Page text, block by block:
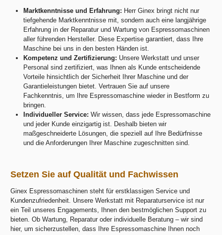
Marktkenntnisse und Erfahrung: Herr Ginex bringt nicht nur
tiefgehende Marktkenntnisse mit, sondern auch eine langjährige
Erfahrung in der Reparatur und Wartung von Espressomaschinen
aller führenden Hersteller. Diese Expertise garantiert, dass Ihre
Maschine bei uns in den besten Händen ist.
Kompetenz und Zertifizierung: Unsere Werkstatt und unser
Personal sind zertifiziert, was Ihnen als Kunde entscheidende
Vorteile hinsichtlich der Sicherheit Ihrer Maschine und der
Garantieleistungen bietet. Vertrauen Sie auf unsere
Fachkenntnis, um Ihre Espressomaschine wieder in Bestform zu
bringen.
Individueller Service: Wir wissen, dass jede Espressomaschine
und jeder Kunde einzigartig ist. Deshalb bieten wir
maßgeschneiderte Lösungen, die speziell auf Ihre Bedürfnisse
und die Anforderungen Ihrer Maschine zugeschnitten sind.
Setzen Sie auf Qualität und Fachwissen
Ginex Espressomaschinen steht für erstklassigen Service und
Kundenzufriedenheit. Unsere Werkstatt mit Reparaturservice ist nur
ein Teil unseres Engagements, Ihnen den bestmöglichen Support zu
bieten. Ob Wartung, Reparatur oder individuelle Beratung – wir sind
hier, um sicherzustellen, dass Ihre Espressomaschine Ihnen noch